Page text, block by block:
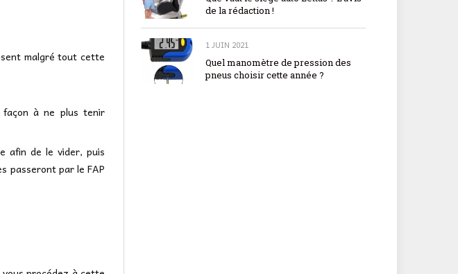
malgré tout cette
façon à ne plus tenir
afin de le vider, puis
passeront par le FAP
de la rédaction !
1 JUIN 2021
Quel manomètre de pression des
pneus choisir cette année ?